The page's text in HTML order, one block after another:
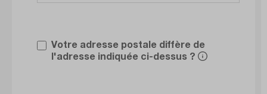
Votre adresse postale diffère de
l'adresse indiquée ci-dessus ?